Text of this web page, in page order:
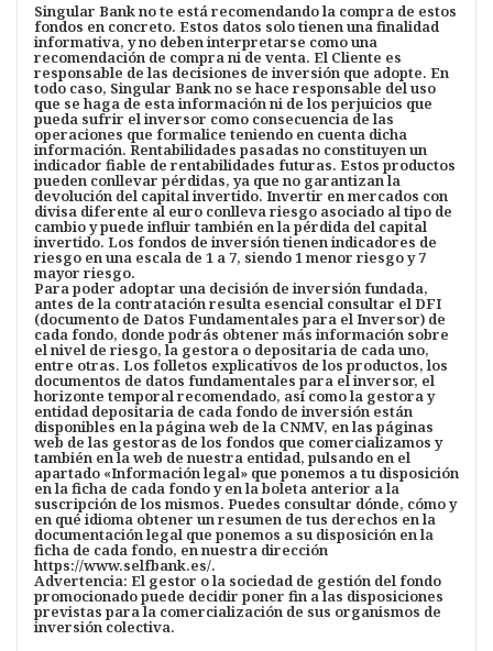
Singular Bank no te está recomendando la compra de estos
fondos en concreto. Estos datos solo tienen una finalidad
informativa, y no deben interpretarse como una
recomendación de compra ni de venta. El Cliente es
responsable de las decisiones de inversión que adopte. En
todo caso, Singular Bank no se hace responsable del uso
que se haga de esta información ni de los perjuicios que
pueda sufrir el inversor como consecuencia de las
operaciones que formalice teniendo en cuenta dicha
información. Rentabilidades pasadas no constituyen un
indicador fiable de rentabilidades futuras. Estos productos
pueden conllevar pérdidas, ya que no garantizan la
devolución del capital invertido. Invertir en mercados con
divisa diferente al euro conlleva riesgo asociado al tipo de
cambio y puede influir también en la pérdida del capital
invertido. Los fondos de inversión tienen indicadores de
riesgo en una escala de 1 a 7, siendo 1 menor riesgo y 7
mayor riesgo.
Para poder adoptar una decisión de inversión fundada,
antes de la contratación resulta esencial consultar el DFI
(documento de Datos Fundamentales para el Inversor) de
cada fondo, donde podrás obtener más información sobre
el nivel de riesgo, la gestora o depositaria de cada uno,
entre otras. Los folletos explicativos de los productos, los
documentos de datos fundamentales para el inversor, el
horizonte temporal recomendado, así como la gestora y
entidad depositaria de cada fondo de inversión están
disponibles en la página web de la CNMV, en las páginas
web de las gestoras de los fondos que comercializamos y
también en la web de nuestra entidad, pulsando en el
apartado «Información legal» que ponemos a tu disposición
en la ficha de cada fondo y en la boleta anterior a la
suscripción de los mismos. Puedes consultar dónde, cómo y
en qué idioma obtener un resumen de tus derechos en la
documentación legal que ponemos a su disposición en la
ficha de cada fondo, en nuestra dirección
https://www.selfbank.es/.
Advertencia: El gestor o la sociedad de gestión del fondo
promocionado puede decidir poner fin a las disposiciones
previstas para la comercialización de sus organismos de
inversión colectiva.